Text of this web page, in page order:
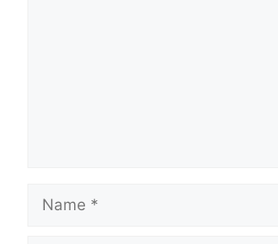
Name